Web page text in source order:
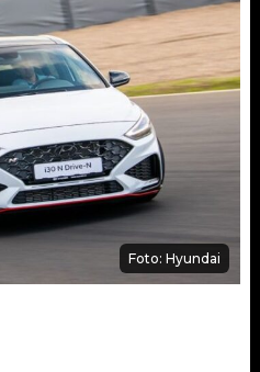
Foto: Hyundai